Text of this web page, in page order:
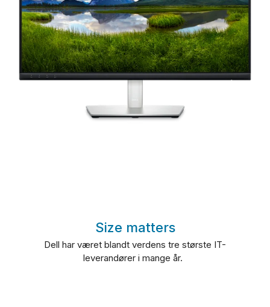
Size matters
Dell har været blandt verdens tre største IT-
leverandører i mange år.